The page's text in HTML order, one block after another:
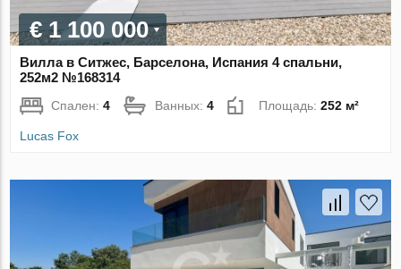
€ 1 100 000
Вилла в Ситжес, Барселона, Испания 4 спальни,
252м2 №168314
Спален:4 Ванных:4 Площадь:252 м²
Lucas Fox